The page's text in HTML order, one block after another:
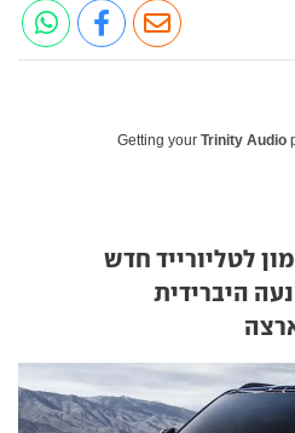
Getting your Trinity Audio
לטליורייד חדש
היברידית